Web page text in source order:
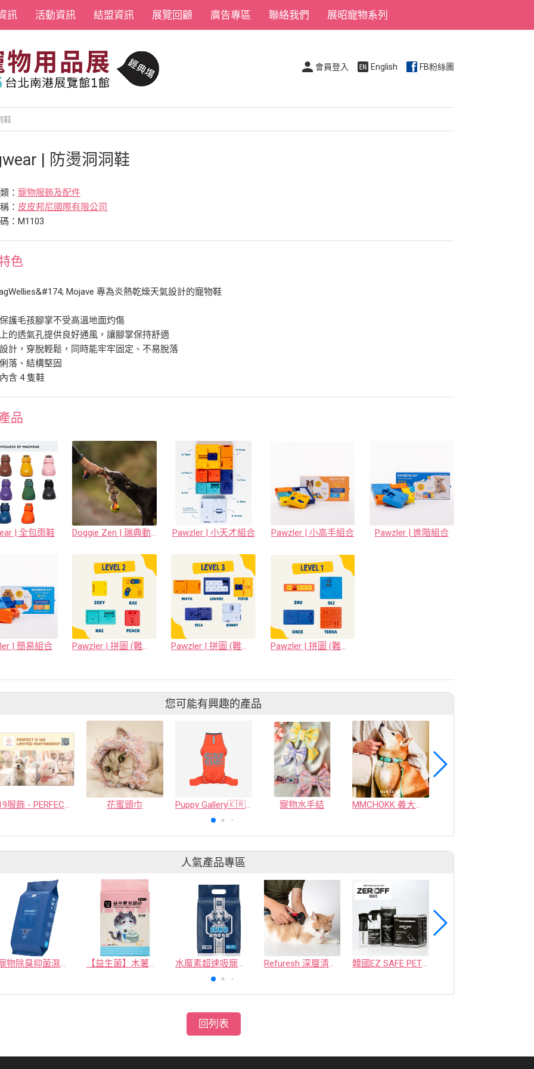
訊 活動資訊 結盟資訊 展覽回顧 廣告專區 聯絡我們 展昭寵物系列
會員登入 English FB粉絲團
鞋
| 防燙洞洞鞋
：寵物服飾及配件
： 皮皮邦尼國際有限公司
：M1103
色
Mojave 專為炎熱乾燥天氣設計的寵物鞋
護毛孩腳掌不受高溫地面灼傷
的透氣孔提供良好通風，讓腳掌保持舒適
計，穿脫輕鬆，同時能牢牢固定、不易脫落
落、結構堅固
含 4 隻鞋
品
| 全包雨鞋 Doggie Zen | 瑞典動物毛玩具 Pawzler | 小天才組合 Pawzler | 小高手組合 Pawzler | 進階組合
| 簡易組合 Pawzler | 拼圖 (難度等級二) Pawzler | 拼圖 (難度等級三) Pawzler | 拼圖 (難度等級一)
您可能有興趣的產品
19服飾 - PERFECT D 168 LIMITED PARTNERSHIP 花蜜頭巾 Puppy Gallery🇰🇷 零束縛機能運動四腳衣（標準長度）亮橘 寵物水手結 MMCHOKK 義大利五漁村禮盒
人氣產品專區
寵物除臭抑菌濕紙巾／30抽／無味【4包100】 【益生菌】木薯豆腐砂/豆腐砂 (1包最低$119起)抽貓砂機 水魔素超速吸寵物尿布墊買1送1 Refuresh 深層清潔寵物廢毛梳 韓國EZ SAFE PET ZEROFF 消臭劑
回列表